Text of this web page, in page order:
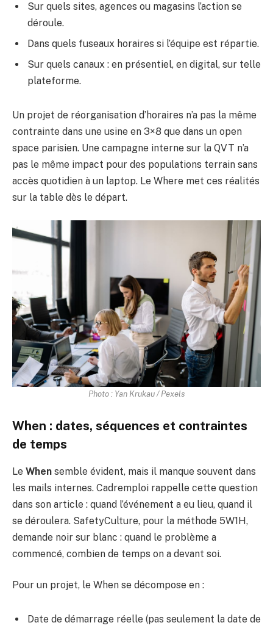
Sur quels sites, agences ou magasins l’action se
déroule.
Dans quels fuseaux horaires si l’équipe est répartie.
Sur quels canaux : en présentiel, en digital, sur telle
plateforme.
Un projet de réorganisation d’horaires n’a pas la même
contrainte dans une usine en 3×8 que dans un open
space parisien. Une campagne interne sur la QVT n’a
pas le même impact pour des populations terrain sans
accès quotidien à un laptop. Le Where met ces réalités
sur la table dès le départ.
Photo : Yan Krukau / Pexels
When : dates, séquences et contraintes
de temps
Le When semble évident, mais il manque souvent dans
les mails internes. Cadremploi rappelle cette question
dans son article : quand l’événement a eu lieu, quand il
se déroulera. SafetyCulture, pour la méthode 5W1H,
demande noir sur blanc : quand le problème a
commencé, combien de temps on a devant soi.
Pour un projet, le When se décompose en :
Date de démarrage réelle (pas seulement la date de